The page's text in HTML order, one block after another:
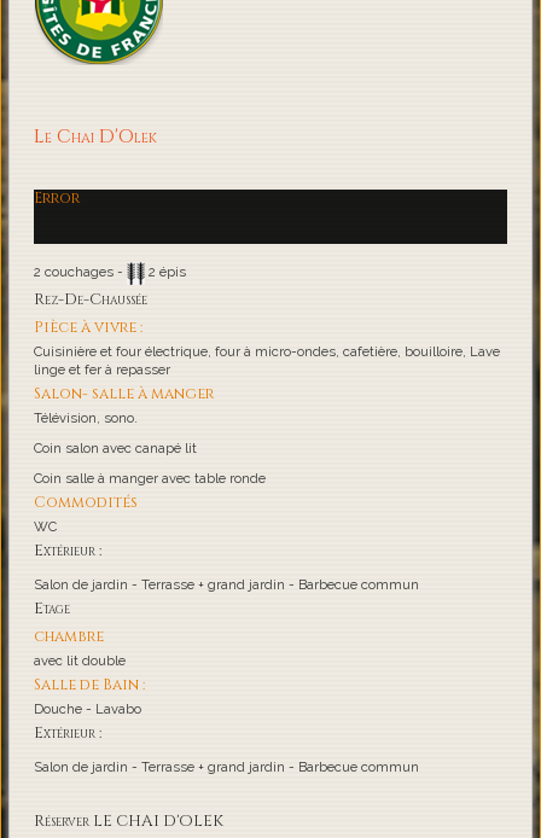
Le Chai D'Olek
Error
2 couchages - 2 épis
Rez-De-Chaussée
Pièce à vivre :
Cuisinière et four électrique, four à micro-ondes, cafetière, bouilloire, Lave
linge et fer à repasser
Salon- salle à manger
Télévision, sono.
Coin salon avec canapé lit
Coin salle à manger avec table ronde
Commodités
WC
Extérieur :
Salon de jardin - Terrasse + grand jardin - Barbecue commun
Etage
chambre
avec lit double
Salle de Bain :
Douche - Lavabo
Extérieur :
Salon de jardin - Terrasse + grand jardin - Barbecue commun
Réserver LE CHAI D'OLEK